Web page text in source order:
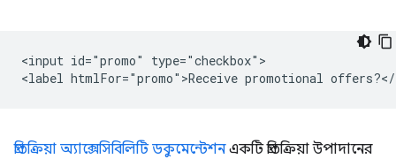
<input id="promo" type="checkbox">
প্রতিক্রিয়া অ্যাক্সেসিবিলিটি ডকুমেন্টেশনএকটি প্রতিক্রিয়া উপাদানের